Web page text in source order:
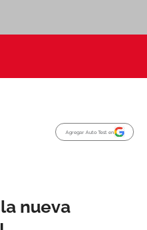
Agregar Auto Test en
nueva